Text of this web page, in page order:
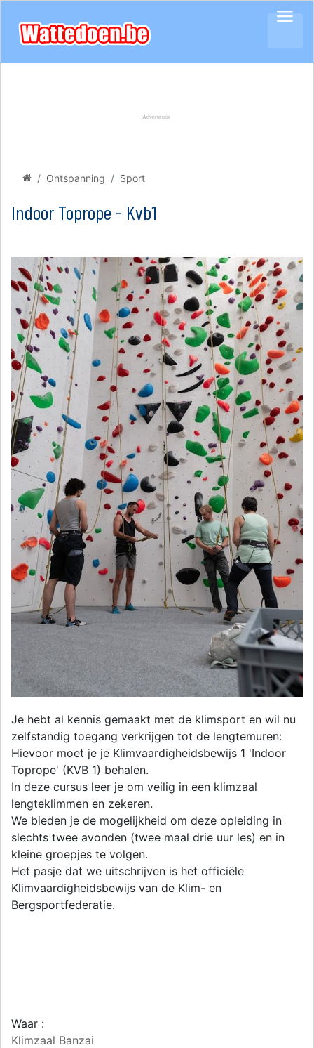
Ontspanning Sport
Indoor Toprope - Kvb1
Je hebt al kennis gemaakt met de klimsport en wil nu
zelfstandig toegang verkrijgen tot de lengtemuren:
Hievoor moet je je Klimvaardigheidsbewijs 1 'Indoor
Toprope' (KVB 1) behalen.
In deze cursus leer je om veilig in een klimzaal
lengteklimmen en zekeren.
We bieden je de mogelijkheid om deze opleiding in
slechts twee avonden (twee maal drie uur les) en in
kleine groepjes te volgen.
Het pasje dat we uitschrijven is het officiële
Klimvaardigheidsbewijs van de Klim- en
Bergsportfederatie.
Waar :
Klimzaal Banzai